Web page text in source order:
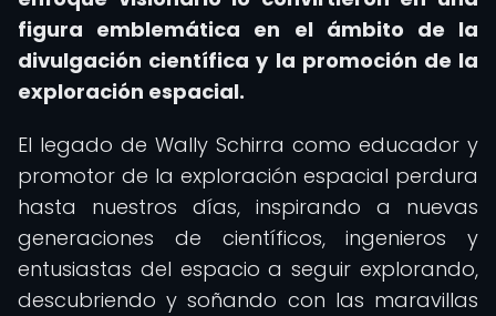
figura emblemática en el ámbito de la
divulgación científica y la promoción de la
exploración espacial.
El legado de Wally Schirra como educador y
promotor de la exploración espacial perdura
hasta nuestros días, inspirando a nuevas
generaciones de científicos, ingenieros y
entusiastas del espacio a seguir explorando,
descubriendo y soñando con las maravillas